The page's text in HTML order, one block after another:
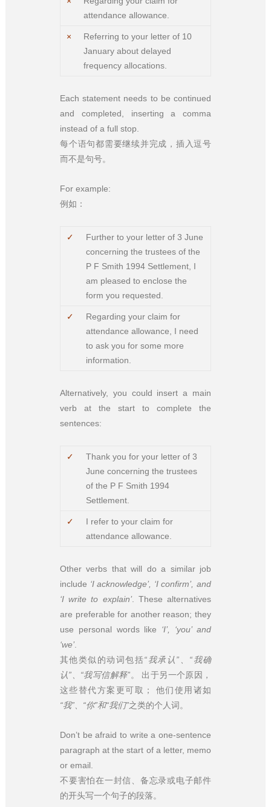
attendance allowance.
×
Referring to your letter of 10
January about delayed
frequency allocations.
Each statement needs to be continued
and completed, inserting a comma
instead of a full stop.
每个语句都需要继续并完成，插入逗号
而不是句号。
For example:
例如：
✓
Further to your letter of 3 June
concerning the trustees of the
P F Smith 1994 Settlement, I
am pleased to enclose the
form you requested.
✓
Regarding your claim for
attendance allowance, I need
to ask you for some more
information.
Alternatively, you could insert a main
verb at the start to complete the
sentences:
✓
Thank you for your letter of 3
June concerning the trustees
of the P F Smith 1994
Settlement.
✓
I refer to your claim for
attendance allowance.
Other verbs that will do a similar job
include ‘I acknowledge’, ‘I confirm’, and
‘I write to explain’. These alternatives
are preferable for another reason; they
use personal words like ‘I’, ‘you’ and
‘we’.
其他类似的动词包括“我承认”、“我确
认”、“我写信解释”。 出于另一个原因，
这些替代方案更可取； 他们使用诸如
“我”、“你”和“我们”之类的个人词。
Don’t be afraid to write a one-sentence
paragraph at the start of a letter, memo
or email.
不要害怕在一封信、备忘录或电子邮件
的开头写一个句子的段落。